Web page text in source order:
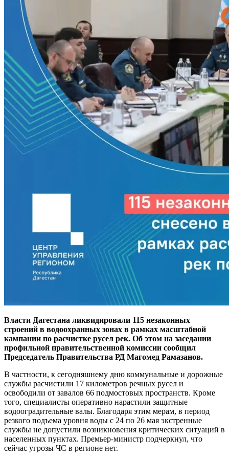
Власти Дагестана ликвидировали 115 незаконных
строений в водоохранных зонах в рамках масштабной
кампании по расчистке русел рек. Об этом на заседании
профильной правительственной комиссии сообщил
Председатель Правительства РД Магомед Рамазанов.
В частности, к сегодняшнему дню коммунальные и дорожные
службы расчистили 17 километров речных русел и
освободили от завалов 66 подмостовых пространств. Кроме
того, специалисты оперативно нарастили защитные
водооградительные валы. Благодаря этим мерам, в период
резкого подъема уровня воды с 24 по 26 мая экстренные
службы не допустили возникновения критических ситуаций в
населенных пунктах. Премьер-министр подчеркнул, что
сейчас угрозы ЧС в регионе нет.